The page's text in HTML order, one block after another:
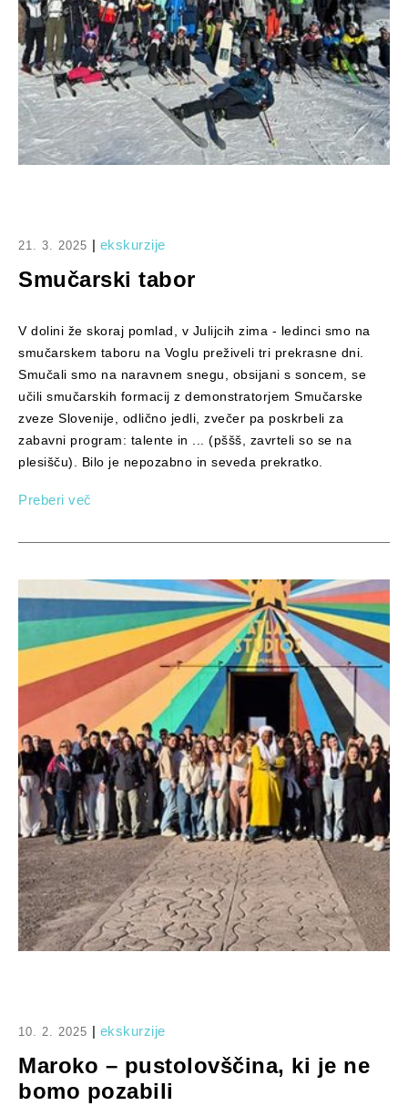
21. 3. 2025 | ekskurzije
Smučarski tabor
V dolini že skoraj pomlad, v Julijcih zima - ledinci smo na
smučarskem taboru na Voglu preživeli tri prekrasne dni.
Smučali smo na naravnem snegu, obsijani s soncem, se
učili smučarskih formacij z demonstratorjem Smučarske
zveze Slovenije, odlično jedli, zvečer pa poskrbeli za
zabavni program: talente in ... (pššš, zavrteli so se na
plesišču). Bilo je nepozabno in seveda prekratko.
Preberi več
10. 2. 2025 | ekskurzije
Maroko – pustolovščina, ki je ne
bomo pozabili